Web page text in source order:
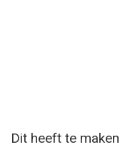
Dit heeft te